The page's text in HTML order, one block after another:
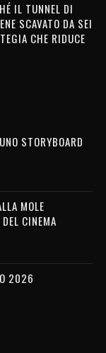
IL TUNNEL DI
SCAVATO DA SEI
CHE RIDUCE
STORYBOARD
MOLE
CINEMA
2026